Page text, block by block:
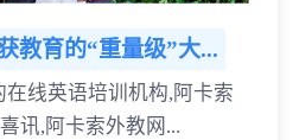
教育的“重量级”大...
在线英语培训机构,阿卡索
讯,阿卡索外教网...